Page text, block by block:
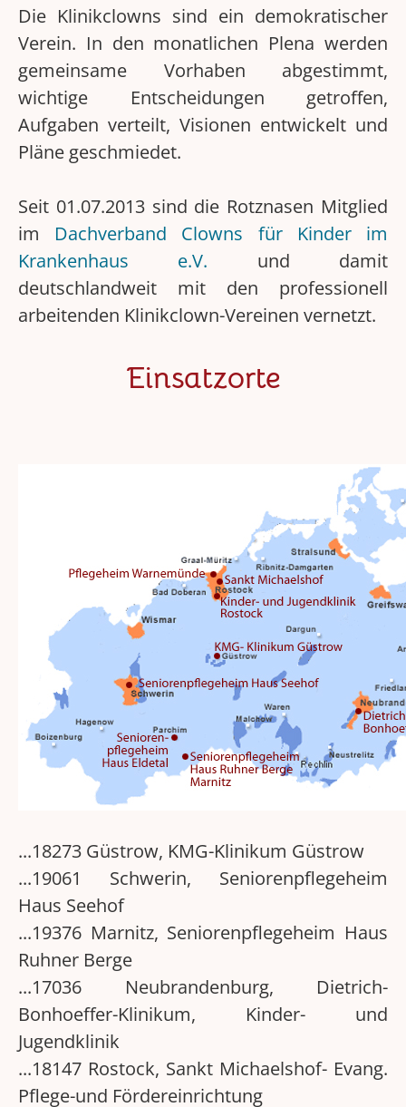
Die Klinikclowns sind ein demokratischer
Verein. In den monatlichen Plena werden
gemeinsame Vorhaben abgestimmt,
wichtige Entscheidungen getroffen,
Aufgaben verteilt, Visionen entwickelt und
Pläne geschmiedet.
Seit 01.07.2013 sind die Rotznasen Mitglied
im Dachverband Clowns für Kinder im
Krankenhaus e.V. und damit
deutschlandweit mit den professionell
arbeitenden Klinikclown-Vereinen vernetzt.
Einsatzorte
...18273 Güstrow, KMG-Klinikum Güstrow
...19061 Schwerin, Seniorenpflegeheim
Haus Seehof
...19376 Marnitz, Seniorenpflegeheim Haus
Ruhner Berge
...17036 Neubrandenburg, Dietrich-
Bonhoeffer-Klinikum, Kinder- und
Jugendklinik
...18147 Rostock, Sankt Michaelshof- Evang.
Pflege-und Fördereinrichtung